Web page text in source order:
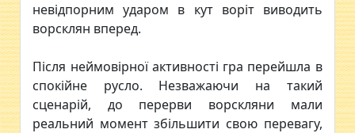
невідпорним ударом в кут воріт виводить
ворсклян вперед.
Після неймовірної активності гра перейшла в
спокійне русло. Незважаючи на такий
сценарій, до перерви ворскляни мали
реальний момент збільшити свою перевагу,